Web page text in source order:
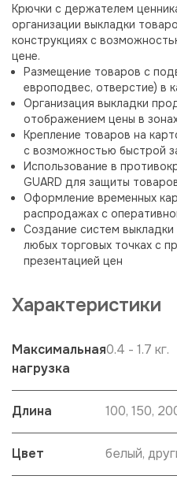
Крючки с держателем
организации выкладки
конструкциях с
цене.
Размещение товаров с
европодвес, отверстие) в
Организация выкладки
отображением цены в
Крепление товаров на
с возможностью быстрой
Использование в
GUARD для защиты
Оформление временных
распродажах с
Создание систем выкладки
любых торговых точках с
презентацией цен
Характеристики
Максимальная
нагрузка
0.4 - 1.7 кг.
Длина 100, 150,
Цвет белый,